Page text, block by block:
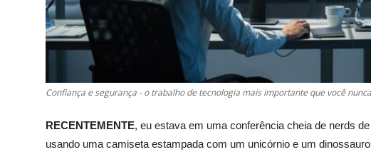
Confiança e segurança - o trabalho de tecnologia mais importante que você
RECENTEMENTE, eu estava em uma conferência cheia de nerds
usando uma camiseta estampada com um unicórnio e um